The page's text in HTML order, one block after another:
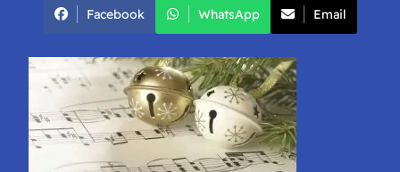
Facebook WhatsApp Email